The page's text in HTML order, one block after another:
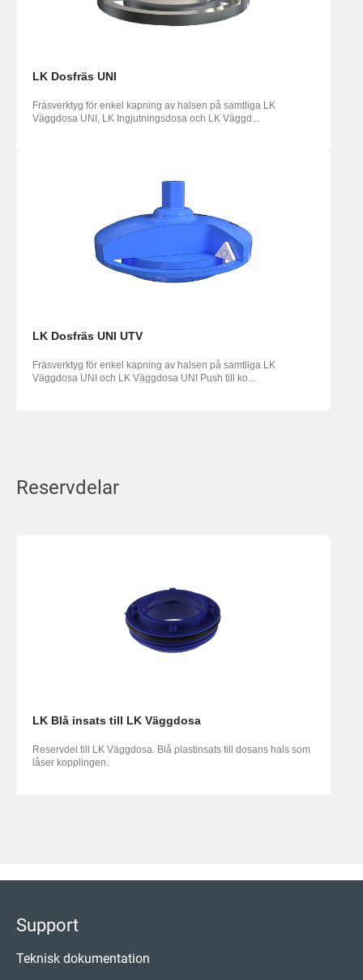
LK Dosfräs UNI
Fräsverktyg för enkel kapning av halsen på samtliga LK
Väggdosa UNI, LK Ingjutningsdosa och LK Väggd...
LK Dosfräs UNI UTV
Fräsverktyg för enkel kapning av halsen på samtliga LK
Väggdosa UNI och LK Väggdosa UNI Push till ko...
Reservdelar
LK Blå insats till LK Väggdosa
Reservdel till LK Väggdosa. Blå plastinsats till dosans hals som
låser kopplingen.
Support
Teknisk dokumentation